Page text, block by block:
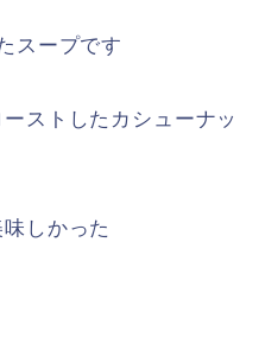
スープです
ストしたカシューナッ
しかった